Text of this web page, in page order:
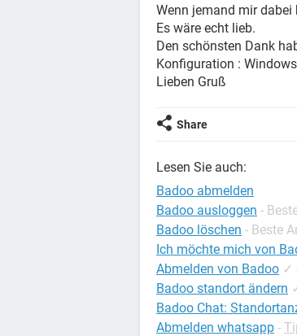
Wenn jemand mir dabei
Es wäre echt lieb.
Den schönsten Dank
Konfiguration :
Lieben Gruß
Share
Lesen Sie auch:
Badoo abmelden
Badoo ausloggen -
Badoo löschen - Beste
Ich möchte mich von
Abmelden von Badoo ✓
Badoo standort ändern
Badoo Chat:
Abmelden whatsapp -